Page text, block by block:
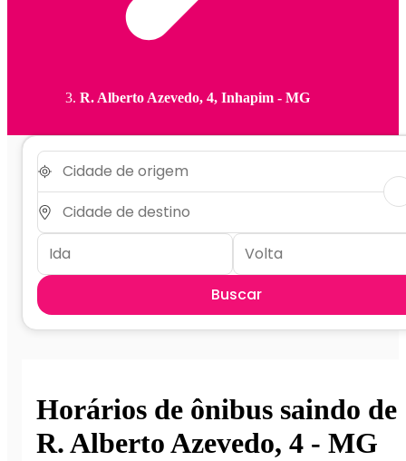
R. Alberto Azevedo, 4, Inhapim - MG
Buscar
Horários de ônibus saindo de
R. Alberto Azevedo, 4 - MG